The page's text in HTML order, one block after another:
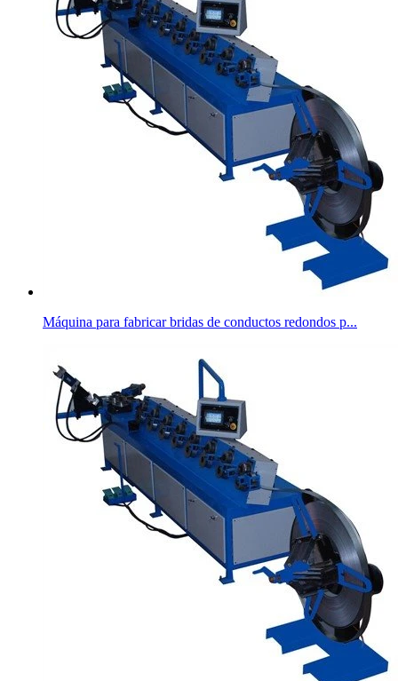
Máquina para fabricar bridas de conductos redondos p...